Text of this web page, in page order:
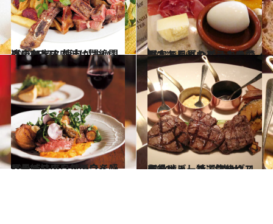
2014.5.16
あふれ出す肉汁に悶絶間違いなし！ 塊肉がおいしい店BEST3
グルメ 2014.5.16
もちろんパンケーキも登場！ 目黒のビストロで限定おしゃれブランチ
グルメ
2014.5.7
目黒でフランスの今を感じるパリの自然派ワインバー姉妹店
グルメ 2014.5.8
主役はビーフ、気分はステーキ！ 特選牛のグリルを噛みしめて“幸せ顔”に
グルメ